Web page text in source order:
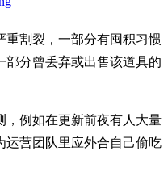
重割裂，一部分有囤积习惯
部分曾丢弃或出售该道具的
，例如在更新前夜有人大量
运营团队里应外合自己偷吃